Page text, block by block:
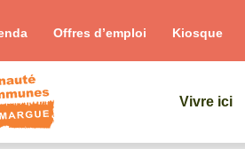
Offres d’emploi Kiosque
Vivre ici